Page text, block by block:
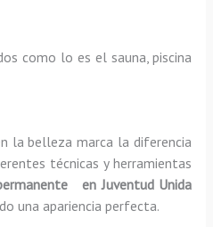
como lo es el sauna, piscina
la belleza marca la diferencia
técnicas y herramientas
en Juventud Unida
una apariencia perfecta.